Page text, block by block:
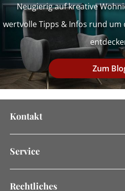
Neugierig auf kreative
wertvolle Tipps & Infos rund um
Zum
Kontakt
Service
Rechtliches